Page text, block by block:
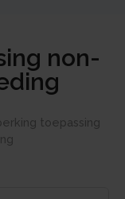
non-
toepassing